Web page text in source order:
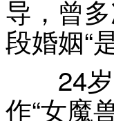
导，曾
段婚姻“
24岁
作“女魔